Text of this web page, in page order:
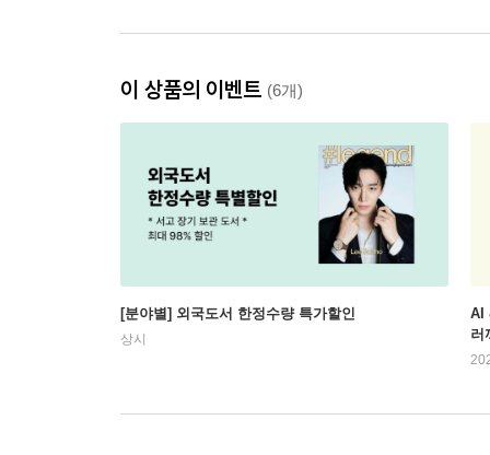
이 상품의 이벤트 (6개)
[분야별] 외국도서 한정수량 특가할인
상시
AI
러